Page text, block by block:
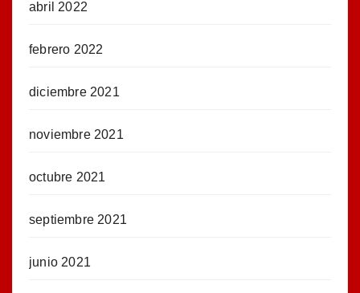
abril 2022
febrero 2022
diciembre 2021
noviembre 2021
octubre 2021
septiembre 2021
junio 2021